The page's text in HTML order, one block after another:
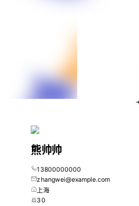
熊帅帅
13800000000
zhangwei@example.com
上海
30